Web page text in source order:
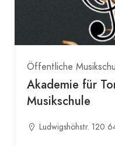
Öffentliche
Akademie für
Musikschule
Ludwigshöhstr. 120